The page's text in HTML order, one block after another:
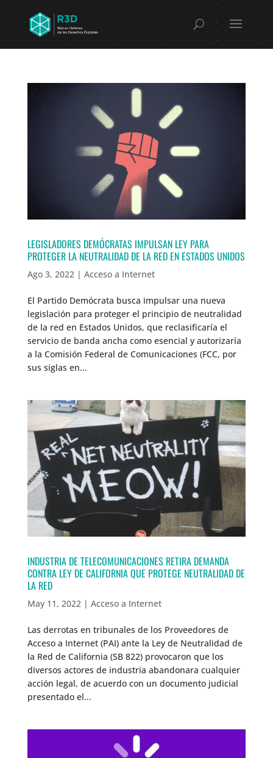
LEGISLADORES DEMÓCRATAS IMPULSAN LEY PARA
PROTEGER LA NEUTRALIDAD DE LA RED EN ESTADOS UNIDOS
Ago 3, 2022| Acceso a Internet
El Partido Demócrata busca impulsar una nueva
legislación para proteger el principio de neutralidad
de la red en Estados Unidos, que reclasificaría el
servicio de banda ancha como esencial y autorizaría
a la Comisión Federal de Comunicaciones (FCC, por
sus siglas en...
INDUSTRIA DE TELECOMUNICACIONES RETIRA DEMANDA
CONTRA LEY DE CALIFORNIA QUE PROTEGE NEUTRALIDAD DE
LA RED
May 11, 2022| Acceso a Internet
Las derrotas en tribunales de los Proveedores de
Acceso a Internet (PAI) ante la Ley de Neutralidad de
la Red de California (SB 822) provocaron que los
diversos actores de industria abandonara cualquier
acción legal, de acuerdo con un documento judicial
presentado el...